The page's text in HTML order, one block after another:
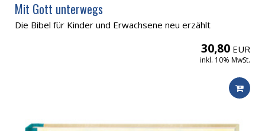
Mit Gott unterwegs
Die Bibel für Kinder und Erwachsene neu erzählt
30,80 EUR
inkl. 10% MwSt.